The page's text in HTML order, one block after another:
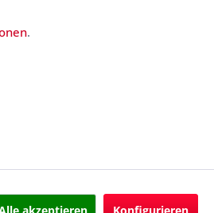
.
akzeptieren Konfigurieren